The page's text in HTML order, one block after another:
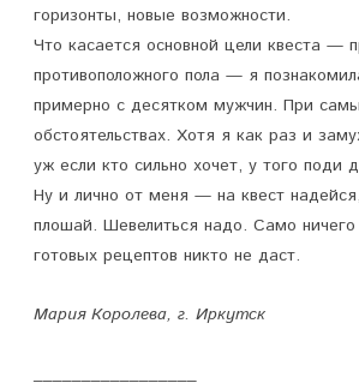
горизонты, новые возможности.
Что касается основной цели квеста —
противоположного пола — я
примерно с десятком мужчин. При
обстоятельствах. Хотя я как раз и
уж если кто сильно хочет, у того поди
Ну и лично от меня — на квест
плошай. Шевелиться надо. Само ничего
готовых рецептов никто не даст.
Мария Королева, г. Иркутск